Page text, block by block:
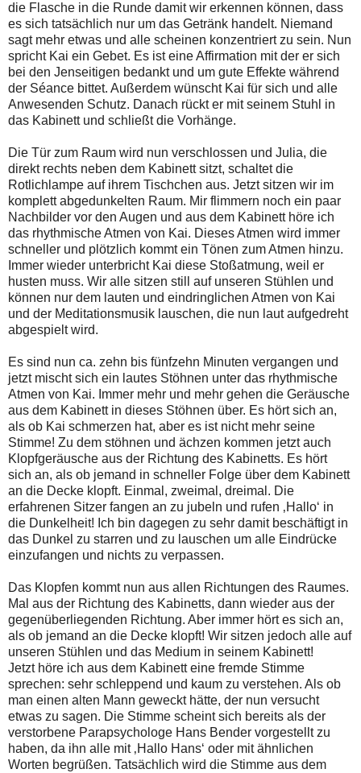
die Flasche in die Runde damit wir erkennen können, dass
es sich tatsächlich nur um das Getränk handelt. Niemand
sagt mehr etwas und alle scheinen konzentriert zu sein. Nun
spricht Kai ein Gebet. Es ist eine Affirmation mit der er sich
bei den Jenseitigen bedankt und um gute Effekte während
der Séance bittet. Außerdem wünscht Kai für sich und alle
Anwesenden Schutz. Danach rückt er mit seinem Stuhl in
das Kabinett und schließt die Vorhänge.
Die Tür zum Raum wird nun verschlossen und Julia, die
direkt rechts neben dem Kabinett sitzt, schaltet die
Rotlichlampe auf ihrem Tischchen aus. Jetzt sitzen wir im
komplett abgedunkelten Raum. Mir flimmern noch ein paar
Nachbilder vor den Augen und aus dem Kabinett höre ich
das rhythmische Atmen von Kai. Dieses Atmen wird immer
schneller und plötzlich kommt ein Tönen zum Atmen hinzu.
Immer wieder unterbricht Kai diese Stoßatmung, weil er
husten muss. Wir alle sitzen still auf unseren Stühlen und
können nur dem lauten und eindringlichen Atmen von Kai
und der Meditationsmusik lauschen, die nun laut aufgedreht
abgespielt wird.
Es sind nun ca. zehn bis fünfzehn Minuten vergangen und
jetzt mischt sich ein lautes Stöhnen unter das rhythmische
Atmen von Kai. Immer mehr und mehr gehen die Geräusche
aus dem Kabinett in dieses Stöhnen über. Es hört sich an,
als ob Kai schmerzen hat, aber es ist nicht mehr seine
Stimme! Zu dem stöhnen und ächzen kommen jetzt auch
Klopfgeräusche aus der Richtung des Kabinetts. Es hört
sich an, als ob jemand in schneller Folge über dem Kabinett
an die Decke klopft. Einmal, zweimal, dreimal. Die
erfahrenen Sitzer fangen an zu jubeln und rufen ‚Hallo‘ in
die Dunkelheit! Ich bin dagegen zu sehr damit beschäftigt in
das Dunkel zu starren und zu lauschen um alle Eindrücke
einzufangen und nichts zu verpassen.
Das Klopfen kommt nun aus allen Richtungen des Raumes.
Mal aus der Richtung des Kabinetts, dann wieder aus der
gegenüberliegenden Richtung. Aber immer hört es sich an,
als ob jemand an die Decke klopft! Wir sitzen jedoch alle auf
unseren Stühlen und das Medium in seinem Kabinett!
Jetzt höre ich aus dem Kabinett eine fremde Stimme
sprechen: sehr schleppend und kaum zu verstehen. Als ob
man einen alten Mann geweckt hätte, der nun versucht
etwas zu sagen. Die Stimme scheint sich bereits als der
verstorbene Parapsychologe Hans Bender vorgestellt zu
haben, da ihn alle mit ‚Hallo Hans‘ oder mit ähnlichen
Worten begrüßen. Tatsächlich wird die Stimme aus dem